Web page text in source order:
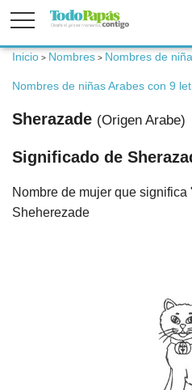
Fertilidad
Embarazo
Bebé
Niños
Inicio > Nombres > Nombres de niña
Nombres de niñas Arabes con 9
Sherazade (Origen Arabe)
Significado de
Nombre de mujer que
Sheherezade